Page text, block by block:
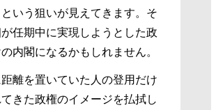
いう狙いが見えてきます。そ
任期中に実現しようとした政
内閣になるかもしれません。
離を置いていた人の登用だけ
きた政権のイメージを払拭し